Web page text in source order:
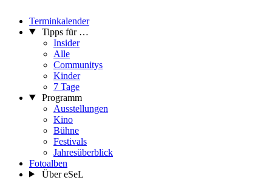
Terminkalender
Tipps für …
Insider
Alle
Communitys
Kinder
7 Tage
Programm
Ausstellungen
Kino
Bühne
Festivals
Jahresüberblick
Fotoalben
Über eSeL